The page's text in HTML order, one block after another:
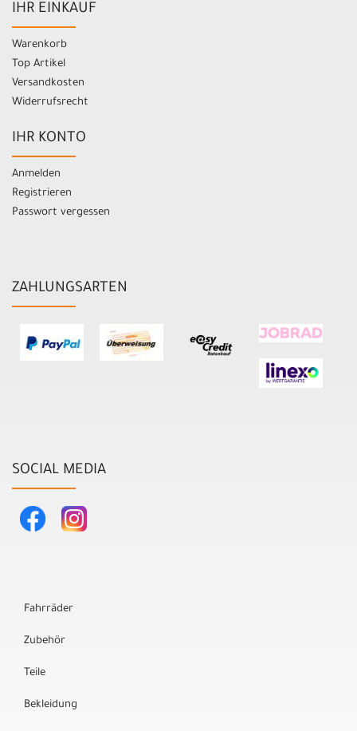
IHR EINKAUF
Warenkorb
Top Artikel
Versandkosten
Widerrufsrecht
IHR KONTO
Anmelden
Registrieren
Passwort vergessen
ZAHLUNGSARTEN
SOCIAL MEDIA
Fahrräder
Zubehör
Teile
Bekleidung